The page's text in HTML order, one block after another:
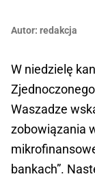
Autor: redakcja
W niedzielę
Waszadze
zobowiązania
bankach”.